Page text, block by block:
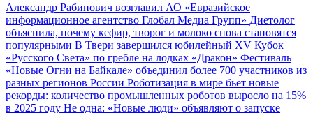
Александр Рабинович возглавил АО «Евразийское
информационное агентство Глобал Медиа Групп» Диетолог
объяснила, почему кефир, творог и молоко снова становятся
популярными В Твери завершился юбилейный XV Кубок
«Русского Света» по гребле на лодках «Дракон» Фестиваль
«Новые Огни на Байкале» объединил более 700 участников из
разных регионов России Роботизация в мире бьет новые
рекорды: количество промышленных роботов выросло на 15%
в 2025 году Не одна: «Новые люди» объявляют о запуске